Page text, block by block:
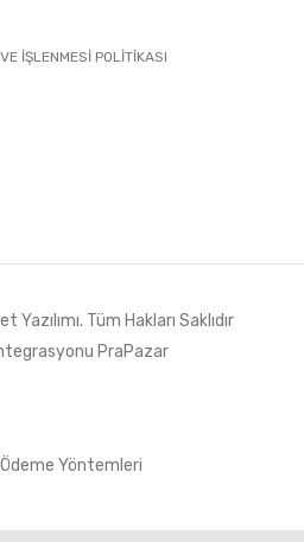
Kolaylığı
İŞLENMESİ POLİTİKASI
Yazılımı. Tüm Hakları Saklıdır
PraPazar
Yöntemleri